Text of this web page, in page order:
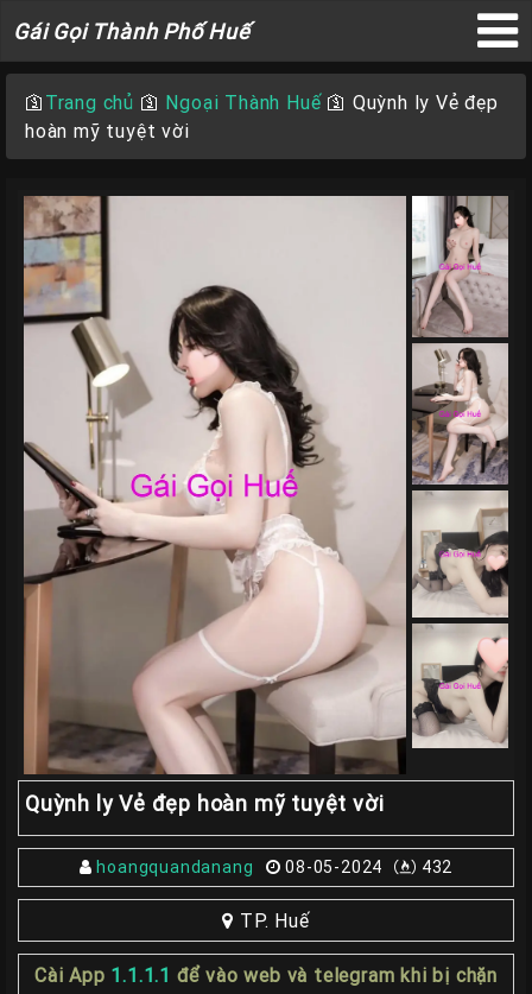
Gái Gọi Thành Phố Huế
Gái
Phố
Huế
×
Trang
Chủ
Gái
Gái
Gọi
Huế
Sinh
Gái
Gọi
Huế
Định
HƯỚNG
DẪN
🛐 Trang chủ 🛐 Ngoại Thành Huế🛐 Quỳnh ly Vẻ đẹp
hoàn mỹ tuyệt vời
Quỳnh ly Vẻ đẹp hoàn mỹ tuyệt vời
hoangquandanang 08-05-2024 432
TP. Huế
Cài App 1.1.1.1 để vào web và telegram khi bị chặn